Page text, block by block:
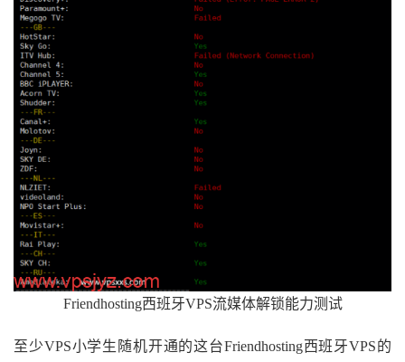
Friendhosting西班牙VPS流媒体解锁能力测试
至少VPS小学生随机开通的这台Friendhosting西班牙VPS的